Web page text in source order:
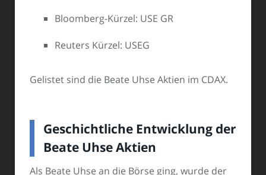
Bloomberg-Kürzel: USE GR
Reuters Kürzel: USEG
Gelistet sind die Beate Uhse Aktien im CDAX.
Geschichtliche Entwicklung der
Beate Uhse Aktien
Als Beate Uhse an die Börse ging, wurde der